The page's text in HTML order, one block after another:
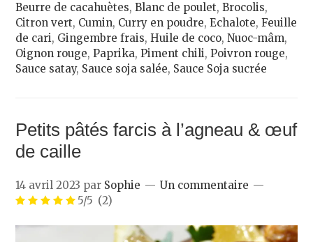
Beurre de cacahuètes,Blanc de poulet,Brocolis,
Citron vert, Cumin, Curry en poudre,Echalote,Feuille
de cari, Gingembre frais,Huile de coco,Nuoc-mâm,
Oignon rouge,Paprika,Piment chili,Poivron rouge,
Sauce satay, Sauce soja salée, Sauce Soja sucrée
Petits pâtés farcis à l’agneau & œuf
de caille
14 avril 2023 par Sophie
Un commentaire
5/5 (2)